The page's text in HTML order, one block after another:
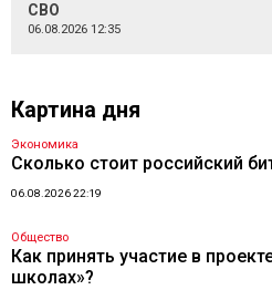
СВО
06.08.2026 12:35
Картина дня
Экономика
Сколько стоит российский
06.08.2026 22:19
Общество
Как принять участие в
школах»?